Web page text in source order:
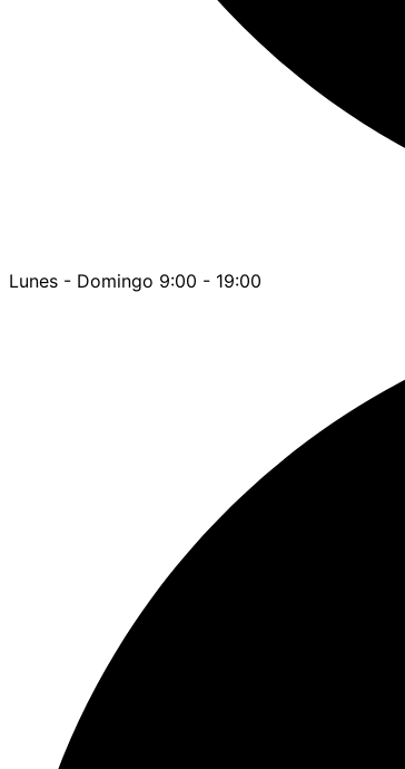
Lunes - Domingo 9:00 - 19:00